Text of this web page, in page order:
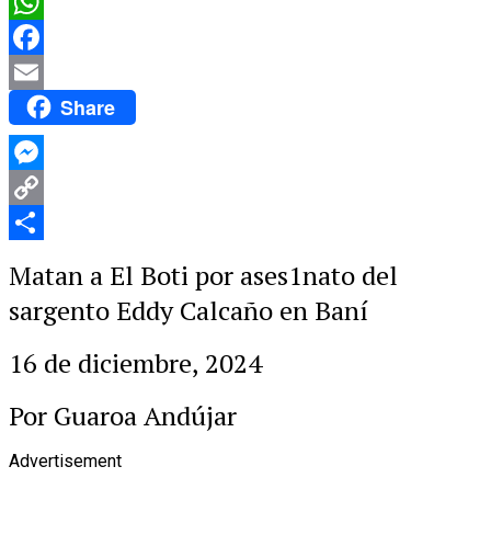
WhatsApp
Facebook
Email Share
Messenger
Copy
Matan a El Boti por ases1nato del
sargento Eddy Calcaño en Baní
16 de diciembre, 2024
Por Guaroa Andújar
Advertisement